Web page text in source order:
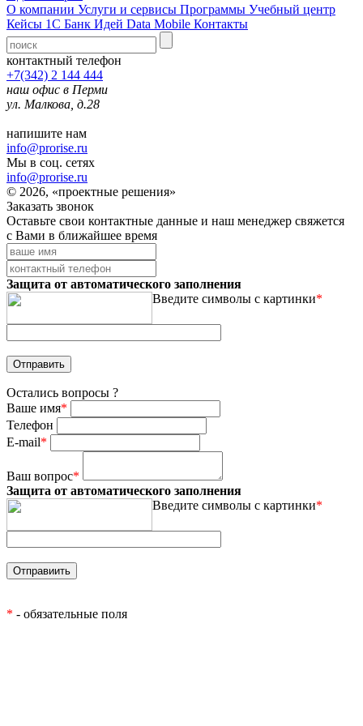
О компании Услуги и сервисы Программы Учебный центр
Кейсы 1С Банк Идей Data Mobile Контакты
контактный телефон
+7(342) 2 144 444
наш офис в Перми
ул. Малкова, д.28
напишите нам
info@prorise.ru
Мы в соц. сетях
info@prorise.ru
© 2026, «проектные решения»
Заказать звонок
Оставьте свои контактные данные и наш менеджер свяжется
с Вами в ближайшее время
Защита от автоматического заполнения
Введите символы с картинки*
Остались вопросы ?
Ваше имя*
Телефон
E-mail*
Ваш вопрос*
Защита от автоматического заполнения
Введите символы с картинки*
* - обязательные поля